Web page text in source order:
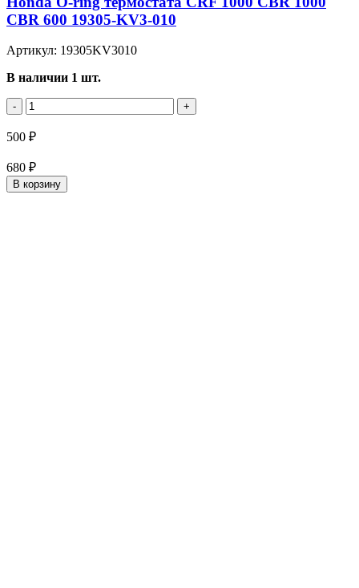
CBR 600 19305-KV3-010
Артикул: 19305KV3010
В наличии 1 шт.
- +
500 ₽
680 ₽
В корзину